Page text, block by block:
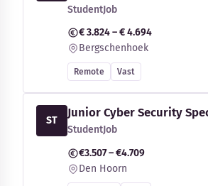
StudentJob
€ 3.824 – € 4.694
Bergschenhoek
Remote Vast
ST
Junior Cyber Security
StudentJob
€3.507 – €4.709
Den Hoorn